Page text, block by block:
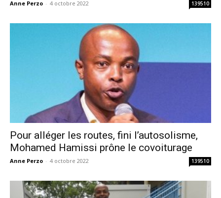
Anne Perzo - 4 octobre 2022 139510
Pour alléger les routes, fini l’autosolisme,
Mohamed Hamissi prône le covoiturage
Anne Perzo - 4 octobre 2022 139510